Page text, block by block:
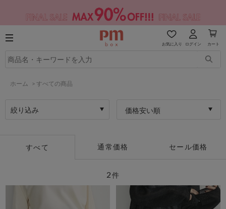
お気に入り ログイン カート
ホーム > すべての商品
絞り込み 価格安い順
すべて 通常価格 セール価格
2件